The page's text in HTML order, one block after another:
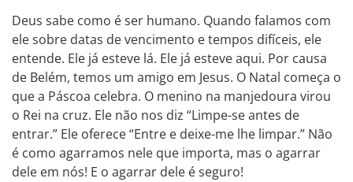
Deus sabe como é ser humano. Quando falamos com
ele sobre datas de vencimento e tempos difíceis, ele
entende. Ele já esteve lá. Ele já esteve aqui. Por causa
de Belém, temos um amigo em Jesus. O Natal começa o
que a Páscoa celebra. O menino na manjedoura virou
o Rei na cruz. Ele não nos diz “Limpe-se antes de
entrar.” Ele oferece “Entre e deixe-me lhe limpar.” Não
é como agarramos nele que importa, mas o agarrar
dele em nós! E o agarrar dele é seguro!